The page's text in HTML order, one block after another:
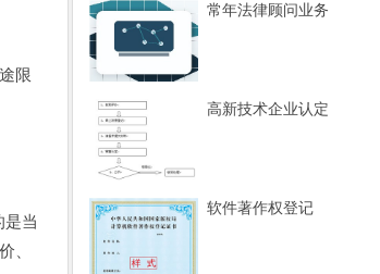
限
当
、
常年法律顾问业务
高新技术企业认定
软件著作权登记